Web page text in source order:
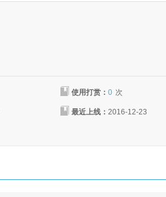
使用打赏：0 次
最近上线：2016-12-23